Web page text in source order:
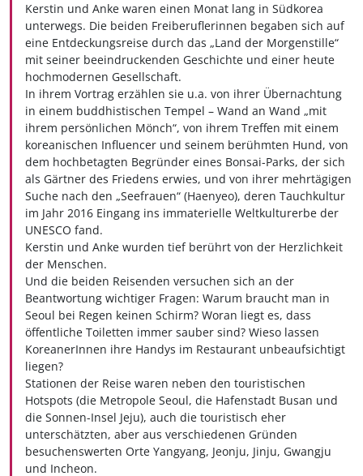
Kerstin und Anke waren einen Monat lang in Südkorea
unterwegs. Die beiden Freiberuflerinnen begaben sich auf
eine Entdeckungsreise durch das „Land der Morgenstille“
mit seiner beeindruckenden Geschichte und einer heute
hochmodernen Gesellschaft.
In ihrem Vortrag erzählen sie u.a. von ihrer Übernachtung
in einem buddhistischen Tempel – Wand an Wand „mit
ihrem persönlichen Mönch“, von ihrem Treffen mit einem
koreanischen Influencer und seinem berühmten Hund, von
dem hochbetagten Begründer eines Bonsai-Parks, der sich
als Gärtner des Friedens erwies, und von ihrer mehrtägigen
Suche nach den „Seefrauen“ (Haenyeo), deren Tauchkultur
im Jahr 2016 Eingang ins immaterielle Weltkulturerbe der
UNESCO fand.
Kerstin und Anke wurden tief berührt von der Herzlichkeit
der Menschen.
Und die beiden Reisenden versuchen sich an der
Beantwortung wichtiger Fragen: Warum braucht man in
Seoul bei Regen keinen Schirm? Woran liegt es, dass
öffentliche Toiletten immer sauber sind? Wieso lassen
KoreanerInnen ihre Handys im Restaurant unbeaufsichtigt
liegen?
Stationen der Reise waren neben den touristischen
Hotspots (die Metropole Seoul, die Hafenstadt Busan und
die Sonnen-Insel Jeju), auch die touristisch eher
unterschätzten, aber aus verschiedenen Gründen
besuchenswerten Orte Yangyang, Jeonju, Jinju, Gwangju
und Incheon.